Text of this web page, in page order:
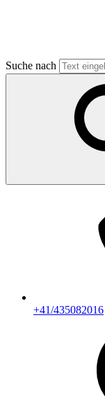
Suche nach
+41/435082016